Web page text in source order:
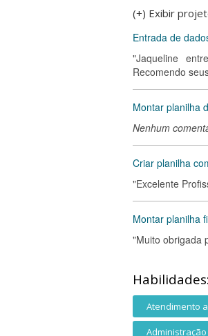
(+) Exibir
Entrada de
"Jaqueline
Recomendo
Montar planilha
Nenhum
Criar planilha
"Excelente
Montar planilha
"Muito obrigada
Habilidades:
Atendimento
Administração